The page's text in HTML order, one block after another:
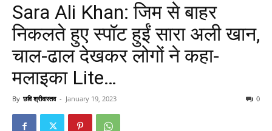
Sara Ali Khan: जिम से बाहर
निकलते हुए स्पॉट हुईं सारा अली खान,
चाल-ढाल देखकर लोगों ने कहा-
मलाइका Lite…
By छवि श्रीवास्तव - January 19, 2023 0